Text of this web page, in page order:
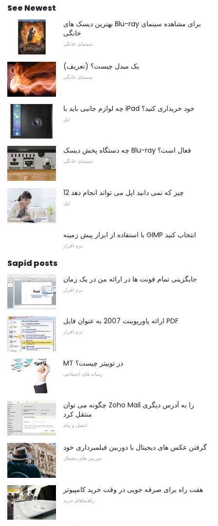
See Newest
بهترین دیسک های Blu-ray برای مشاهده سینمای
خانگی
سینمای خانگی
یک مبدل چیست؟ (تعریف)
سینمای خانگی
چه لوازم جانبی باید با iPad خود خریداری کنید؟
اپل
چه دستگاه پخش دیسک Blu-ray فعال است؟
سینمای خانگی
12 چیز که نمی دانید اپل می تواند انجام دهد
اپل
با استفاده از ابزار پیش زمینه GIMP انتخاب کنید
نرم افزار
Sapid posts
جایگزینی تمام فونت ها در ارائه من در یک زمان
نرم افزار
ارائه پاورپوینت 2007 به عنوان فایل PDF
نرم افزار
MT در توییتر چیست؟
رسانه های اجتماعی
چگونه می توان Zoho Mail را به آدرس دیگری
منتقل کرد
ایمیل و پیام
گرفتن عکس های دیجیتال با دوربین فیلمبرداری خود
دوربین های دیجیتال
هفت راه برای صرفه جویی در وقت خرید کامپیوتر
راهنماهای خرید